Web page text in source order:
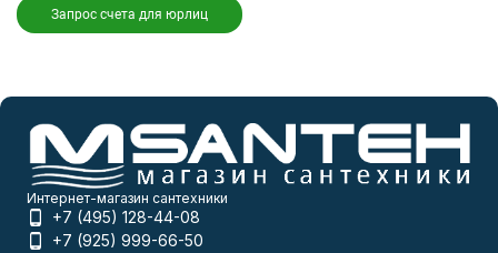
Запрос счета для юрлиц
Интернет-магазин сантехники
+7 (495) 128-44-08
+7 (925) 999-66-50